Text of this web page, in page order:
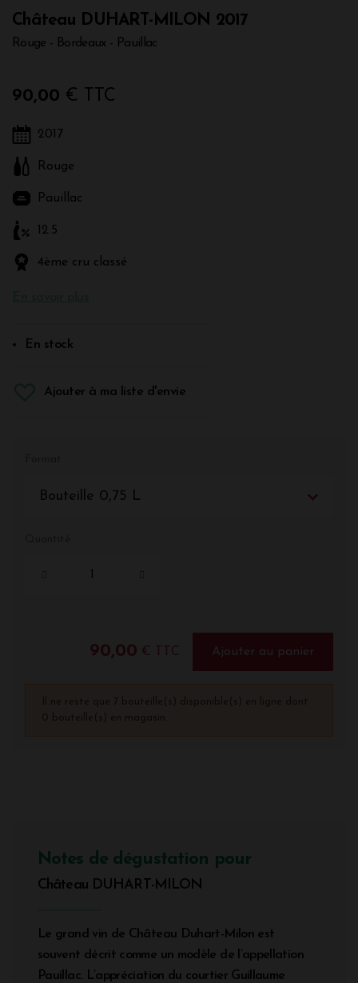
Château DUHART-MILON 2017
Rouge - Bordeaux - Pauillac
90,00 € TTC
2017
Rouge
Pauillac
12.5
4ème cru classé
En stock
Ajouter à ma liste d'envie
Bouteille 0,75 L
90,00 € TTC Ajouter au panier
Notes de dégustation pour
Château DUHART-MILON
Le grand vin de Château Duhart-Milon est
souvent décrit comme un modèle de l’appellation
Pauillac. L’appréciation du courtier Guillaume